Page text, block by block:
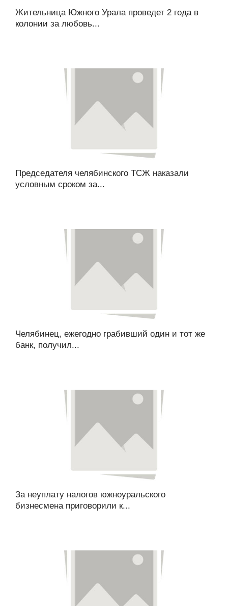
Жительница Южного Урала проведет 2 года в
колонии за любовь...
Председателя челябинского ТСЖ наказали
условным сроком за...
Челябинец, ежегодно грабивший один и тот же
банк, получил...
За неуплату налогов южноуральского
бизнесмена приговорили к...